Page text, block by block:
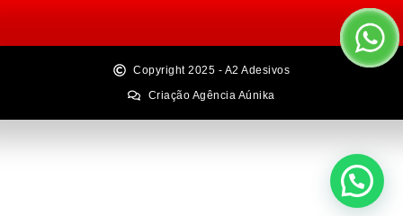
Copyright 2025 - A2 Adesivos
Criação Agência Aúnika